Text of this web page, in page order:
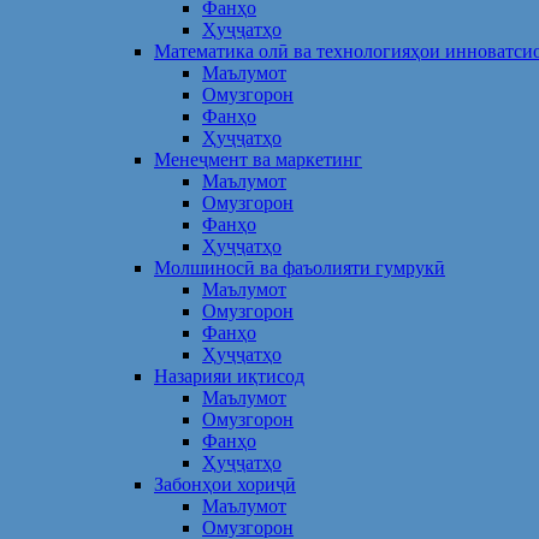
Фанҳо
Ҳуҷҷатҳо
Математика олӣ ва технологияҳои
Маълумот
Омузгорон
Фанҳо
Ҳуҷҷатҳо
Менеҷмент ва маркетинг
Маълумот
Омузгорон
Фанҳо
Ҳуҷҷатҳо
Молшиносӣ ва фаъолияти гумрукӣ
Маълумот
Омузгорон
Фанҳо
Ҳуҷҷатҳо
Назарияи иқтисод
Маълумот
Омузгорон
Фанҳо
Ҳуҷҷатҳо
Забонҳои хориҷӣ
Маълумот
Омузгорон